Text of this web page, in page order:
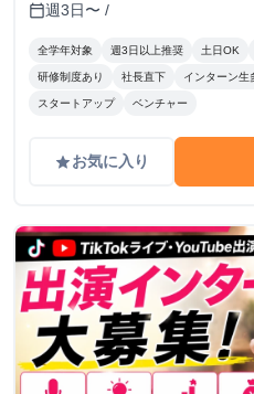
calendar_today週3日〜 /
全学年対象 週3日以上推奨 土日OK
研修制度あり 社長直下 インターン生
スタートアップ ベンチャー
gradeお気に入り